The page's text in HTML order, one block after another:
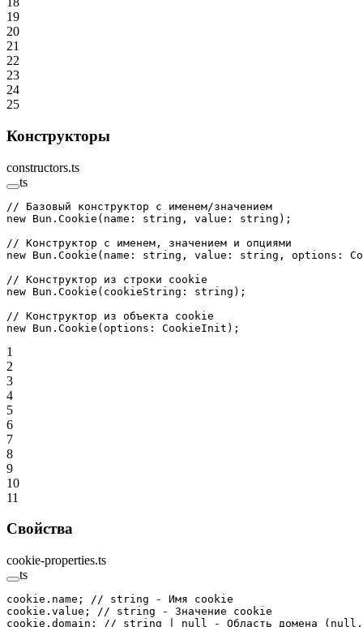
19
20
21
22
23
24
25
Конструкторы
constructors.ts
ts
// Базовый конструктор с именем/значением
new Bun. Cookie (name: string, value: string);
// Конструктор с именем, значением и опциями
new Bun. Cookie (name: string, value: string, options:
// Конструктор из строки cookie
new Bun. Cookie (cookieString: string);
// Конструктор из объекта cookie
new Bun. Cookie (options: CookieInit);
1
2
3
4
5
6
7
8
9
10
11
Свойства
cookie-properties.ts
ts
cookie.name; // string - Имя cookie
cookie.value; // string - Значение cookie
cookie.domain; // string | null - Область домена (null,